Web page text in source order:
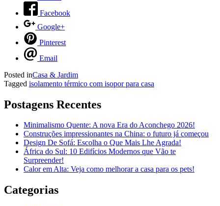
Facebook
Google+
Pinterest
Email
Posted inCasa & Jardim
Tagged isolamento térmico com isopor para casa
Postagens Recentes
Minimalismo Quente: A nova Era do Aconchego 2026!
Construções impressionantes na China: o futuro já começou
Design De Sofá: Escolha o Que Mais Lhe Agrada!
África do Sul: 10 Edifícios Modernos que Vão te
Surpreender!
Calor em Alta: Veja como melhorar a casa para os pets!
Categorias